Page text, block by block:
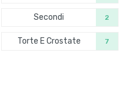
Secondi 2
Torte E Crostate 7